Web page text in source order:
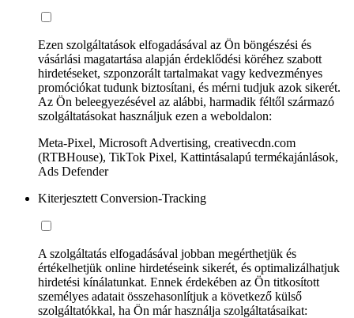
Ezen szolgáltatások elfogadásával az Ön böngészési és
vásárlási magatartása alapján érdeklődési köréhez szabott
hirdetéseket, szponzorált tartalmakat vagy kedvezményes
promóciókat tudunk biztosítani, és mérni tudjuk azok sikerét.
Az Ön beleegyezésével az alábbi, harmadik féltől származó
szolgáltatásokat használjuk ezen a weboldalon:
Meta-Pixel, Microsoft Advertising, creativecdn.com
(RTBHouse), TikTok Pixel, Kattintásalapú termékajánlások,
Ads Defender
Kiterjesztett Conversion-Tracking
A szolgáltatás elfogadásával jobban megérthetjük és
értékelhetjük online hirdetéseink sikerét, és optimalizálhatjuk
hirdetési kínálatunkat. Ennek érdekében az Ön titkosított
személyes adatait összehasonlítjuk a következő külső
szolgáltatókkal, ha Ön már használja szolgáltatásaikat: